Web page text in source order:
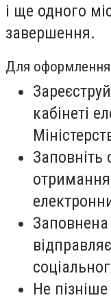
і ще одного
завершення.
Для оформлення
кабінеті
отримання
Не